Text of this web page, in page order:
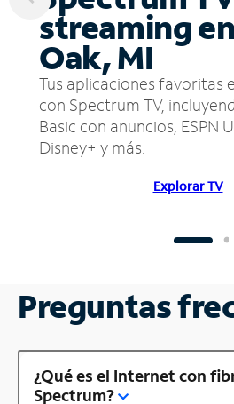
streaming
Oak, MI
Tus aplicaciones favoritas
con Spectrum TV,
Basic con anuncios, ESPN
Disney+ y más.
Explorar TV
Preguntas
¿Qué es el Internet con
Spectrum?